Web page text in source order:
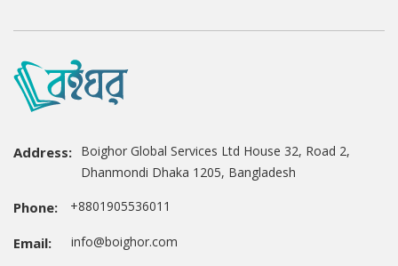
Address: Boighor Global Services Ltd House 32, Road 2,
Dhanmondi Dhaka 1205, Bangladesh
Phone: +8801905536011
Email: info@boighor.com